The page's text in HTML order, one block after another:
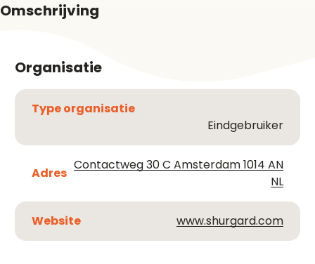
Omschrijving
Organisatie
Type organisatie
Eindgebruiker
Adres
Contactweg 30 C Amsterdam 1014 AN
NL
Website www.shurgard.com